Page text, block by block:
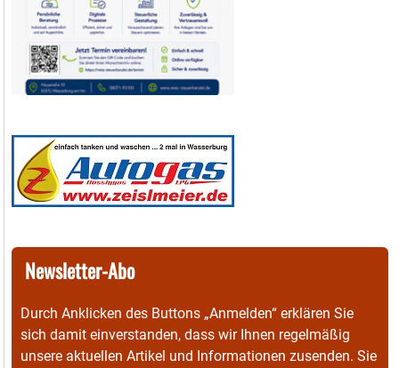
Newsletter-Abo
Durch Anklicken des Buttons „Anmelden“ erklären Sie
sich damit einverstanden, dass wir Ihnen regelmäßig
unsere aktuellen Artikel und Informationen zusenden. Sie